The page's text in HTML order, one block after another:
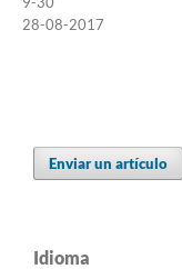
28-08-2017
Enviar un artículo
Idioma